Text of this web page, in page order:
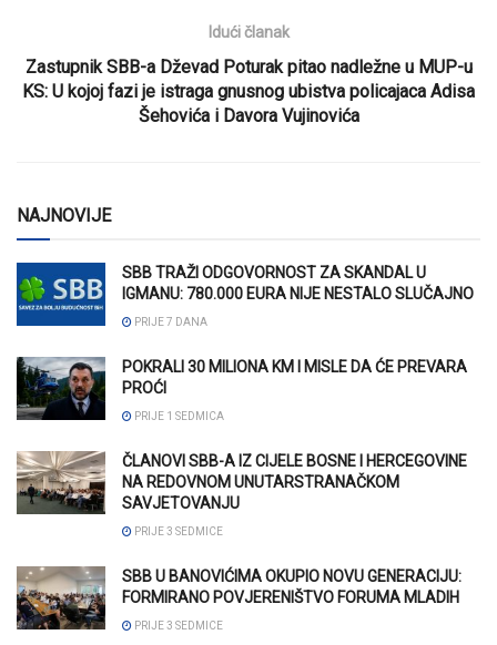
Idući članak
Zastupnik SBB-a Dževad Poturak pitao nadležne u MUP-u
KS: U kojoj fazi je istraga gnusnog ubistva policajaca Adisa
Šehovića i Davora Vujinovića
NAJNOVIJE
SBB TRAŽI ODGOVORNOST ZA SKANDAL U
IGMANU: 780.000 EURA NIJE NESTALO SLUČAJNO
PRIJE 7 DANA
POKRALI 30 MILIONA KM I MISLE DA ĆE PREVARA
PROĆI
PRIJE 1 SEDMICA
ČLANOVI SBB-A IZ CIJELE BOSNE I HERCEGOVINE
NA REDOVNOM UNUTARSTRANAČKOM
SAVJETOVANJU
PRIJE 3 SEDMICE
SBB U BANOVIĆIMA OKUPIO NOVU GENERACIJU:
FORMIRANO POVJERENIŠTVO FORUMA MLADIH
PRIJE 3 SEDMICE